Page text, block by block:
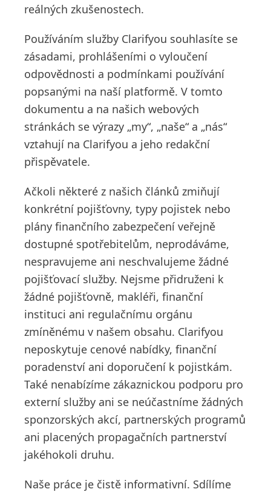
reálných zkušenostech.
Používáním služby Clarifyou souhlasíte se
zásadami, prohlášeními o vyloučení
odpovědnosti a podmínkami používání
popsanými na naší platformě. V tomto
dokumentu a na našich webových
stránkách se výrazy „my“, „naše“ a „nás“
vztahují na Clarifyou a jeho redakční
přispěvatele.
Ačkoli některé z našich článků zmiňují
konkrétní pojišťovny, typy pojistek nebo
plány finančního zabezpečení veřejně
dostupné spotřebitelům, neprodáváme,
nespravujeme ani neschvalujeme žádné
pojišťovací služby. Nejsme přidruženi k
žádné pojišťovně, makléři, finanční
instituci ani regulačnímu orgánu
zmíněnému v našem obsahu. Clarifyou
neposkytuje cenové nabídky, finanční
poradenství ani doporučení k pojistkám.
Také nenabízíme zákaznickou podporu pro
externí služby ani se neúčastníme žádných
sponzorských akcí, partnerských programů
ani placených propagačních partnerství
jakéhokoli druhu.
Naše práce je čistě informativní. Sdílíme